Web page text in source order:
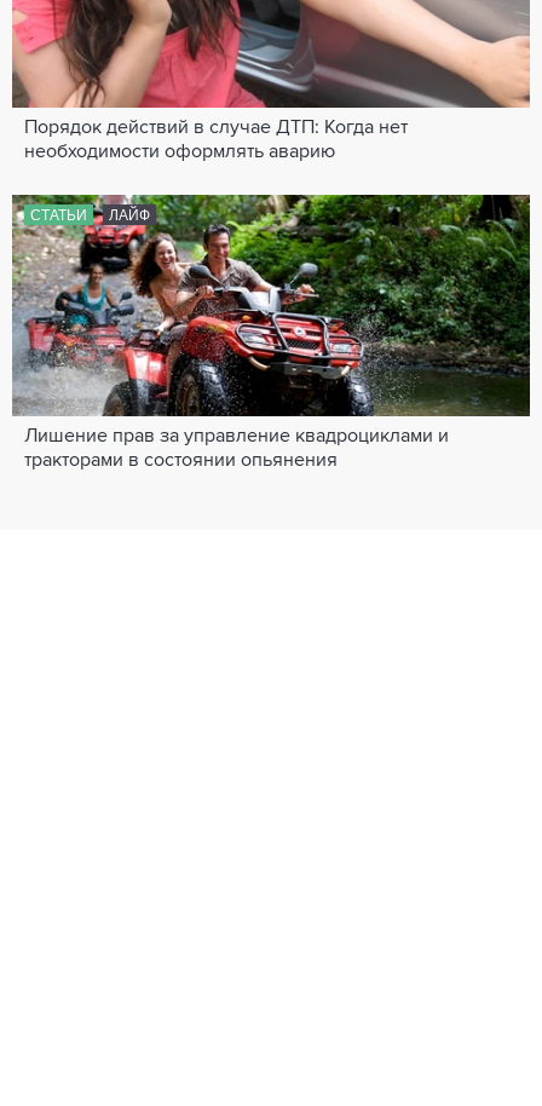
Порядок действий в случае ДТП: Когда нет
необходимости оформлять аварию
СТАТЬИ ЛАЙФ
Лишение прав за управление квадроциклами и
тракторами в состоянии опьянения